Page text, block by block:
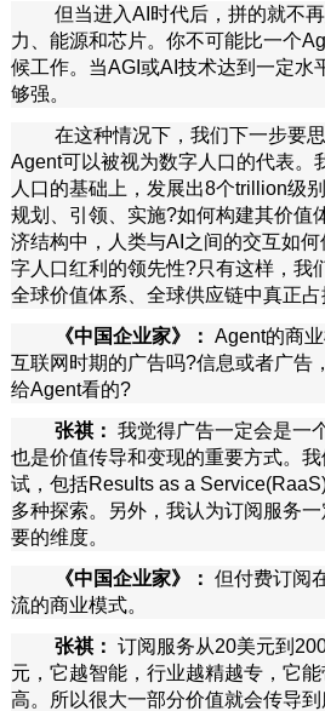
但当进入AI时代后，拼的就不
力、能源和芯片。你不可能比一个
候工作。当AGI或AI技术达到一定水
够强。
在这种情况下，我们下一步要思
Agent可以被视为数字人口的代表。
人口的基础上，发展出8个trillion级
规划、引领、实施?如何构建其价值
济结构中，人类与AI之间的交互如
字人口红利的领先性?只有这样，我
全球价值体系、全球供应链中真正占
《中国企业家》： Agent的商
互联网时期的广告吗?信息或者广告
给Agent看的?
张祺： 我觉得广告一定会是一
也是价值传导和变现的重要方式。
试，包括Results as a
多种探索。另外，我认为订阅服务
要的维度。
《中国企业家》： 但付费订阅
流的商业模式。
张祺： 订阅服务从20美元到
元，它越智能，行业越精越专，它
高。所以很大一部分价值就会传导到